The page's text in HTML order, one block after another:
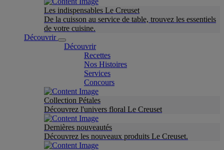
Les indispensables Le Creuset
De la cuisson au service de table, trouvez les essentiels
de votre cuisine.
Découvrir
Découvrir
Recettes
Nos Histoires
Services
Concours
Collection Pétales
Découvrez l'univers floral Le Creuset
Dernières nouveautés
Découvrez les nouveaux produits Le Creuset.